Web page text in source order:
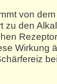
von
zu den
Wirkung